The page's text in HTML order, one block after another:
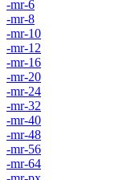
-mr-6
-mr-8
-mr-10
-mr-12
-mr-16
-mr-20
-mr-24
-mr-32
-mr-40
-mr-48
-mr-56
-mr-64